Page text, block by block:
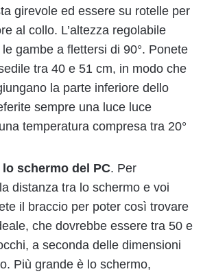
girevole ed essere su rotelle per
al collo. L’altezza regolabile
gambe a flettersi di 90°. Ponete
tra 40 e 51 cm, in modo che
la parte inferiore dello
sempre una luce luce
temperatura compresa tra 20°
schermo del PC. Per
distanza tra lo schermo e voi
il braccio per poter così trovare
che dovrebbe essere tra 50 e
a seconda delle dimensioni
Più grande è lo schermo,